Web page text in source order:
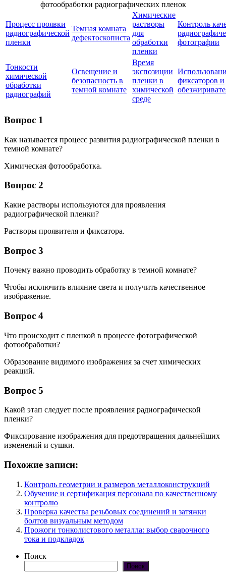
Процесс проявки
радиографической
пленки
Темная комната
дефектоскописта
Химические
растворы
для
обработки
пленки
Контроль
фотографии
Тонкости
химической
обработки
радиографий
Освещение и
безопасность в
темной комнате
Время
экспозиции
пленки в
химической
среде
фиксаторов и
Вопрос 1
Как называется процесс развития радиографической пленки в
темной комнате?
Химическая фотообработка.
Вопрос 2
Какие растворы используются для проявления
радиографической пленки?
Растворы проявителя и фиксатора.
Вопрос 3
Почему важно проводить обработку в темной комнате?
Чтобы исключить влияние света и получить качественное
изображение.
Вопрос 4
Что происходит с пленкой в процессе фотографической
фотообработки?
Образование видимого изображения за счет химических
реакций.
Вопрос 5
Какой этап следует после проявления радиографической
пленки?
Фиксирование изображения для предотвращения дальнейших
изменений и сушки.
Похожие записи:
Контроль геометрии и размеров металлоконструкций
Обучение и сертификация персонала по качественному
контролю
Проверка качества резьбовых соединений и затяжки
болтов визуальным методом
Прожоги тонколистового металла: выбор сварочного
тока и подкладок
Поиск
Поиск